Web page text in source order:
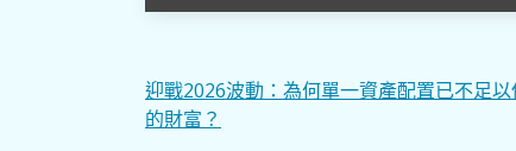
文
章
迎戰2026波動：為何單一資產配置已不足
的財富？